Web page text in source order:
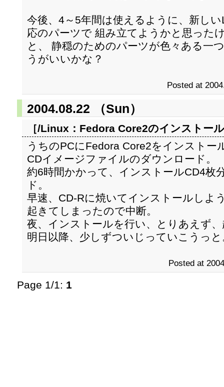
今後、4～5年間は使えるように、新し
応のパーツで 組み立てようかと思った
と、 静穏のためのパーツが色々ある一
うがいいかな？
Posted at
2004.08.22 （Sun）
［/Linux： Fedora Core2のインストール
うちのPCにFedora Core2をインストー
CDイメージファイルのダウンロード。
約6時間かかって、インストールCD4枚
ド。
早速、CD-Rに焼いてインストールしよ
起きてしまったので中断。
夜、インストールを行い、とりあえず
明日以降、少しずついじっていこうっと
Posted at
Page 1/1: 1